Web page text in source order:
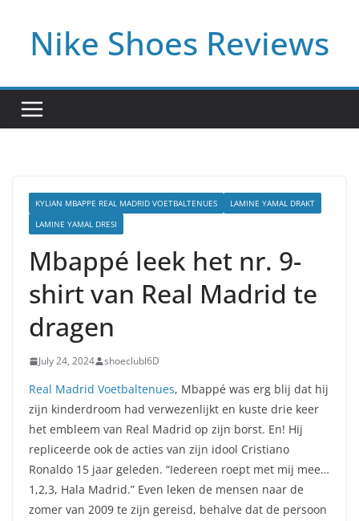
contentNike Shoes Reviews
KYLIAN MBAPPE REAL MADRID VOETBALTENUES
LAMINE YAMAL DRAKT
LAMINE YAMAL DRESI
Mbappé leek het nr. 9-
shirt van Real Madrid te
dragen
July 24, 2024 shoeclubl6D
Real Madrid Voetbaltenues, Mbappé was erg blij dat hij
zijn kinderdroom had verwezenlijkt en kuste drie keer
het embleem van Real Madrid op zijn borst. En! Hij
repliceerde ook de acties van zijn idool Cristiano
Ronaldo 15 jaar geleden. “Iedereen roept met mij mee…
1,2,3, Hala Madrid.” Even leken de mensen naar de
zomer van 2009 te zijn gereisd, behalve dat de persoon